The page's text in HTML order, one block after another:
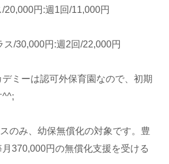
20,000円:週1回/11,000円
ス/30,000円:週2回/22,000円
ミーは認可外保育園なので、初期
^^;
のみ、幼保無償化の対象です。豊
370,000円の無償化支援を受ける